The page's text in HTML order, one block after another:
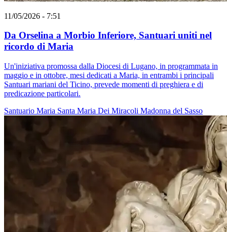
11/05/2026 - 7:51
Da Orselina a Morbio Inferiore, Santuari uniti nel
ricordo di Maria
Un'iniziativa promossa dalla Diocesi di Lugano, in programmata in
maggio e in ottobre, mesi dedicati a Maria, in entrambi i principali
Santuari mariani del Ticino, prevede momenti di preghiera e di
predicazione particolari.
Santuario Maria Santa Maria Dei Miracoli Madonna del Sasso